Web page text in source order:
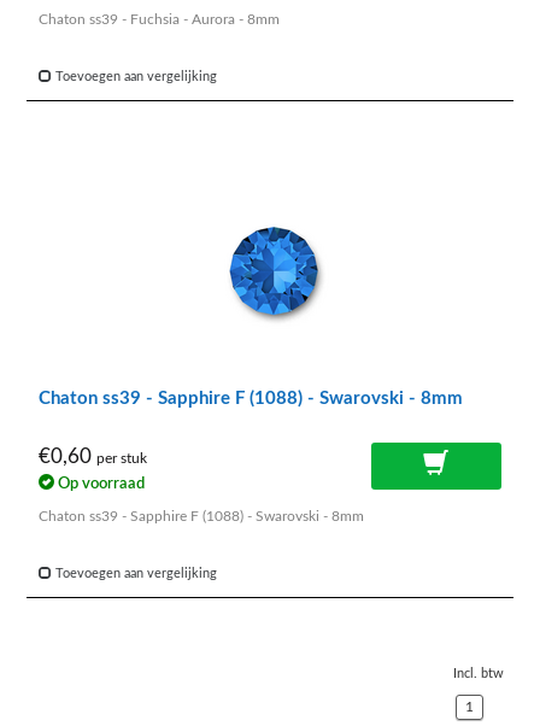
Chaton ss39 - Fuchsia - Aurora - 8mm
Toevoegen aan vergelijking
Chaton ss39 - Sapphire F (1088) - Swarovski - 8mm
€0,60 per stuk
Op voorraad
Chaton ss39 - Sapphire F (1088) - Swarovski - 8mm
Toevoegen aan vergelijking
Incl. btw
1